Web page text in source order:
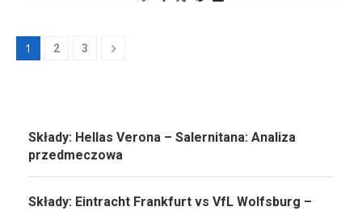
1 2 3
Składy: Hellas Verona – Salernitana: Analiza
przedmeczowa
Składy: Eintracht Frankfurt vs VfL Wolfsburg –